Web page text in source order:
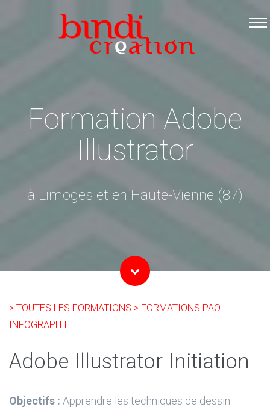
Accueil
Les formations
Infos pratiques
Contact
Formation Adobe
Illustrator
à Limoges et en Haute-Vienne (87)
> TOUTES LES FORMATIONS > FORMATIONS PAO
INFOGRAPHIE
Adobe Illustrator Initiation
Objectifs : Apprendre les techniques de dessin